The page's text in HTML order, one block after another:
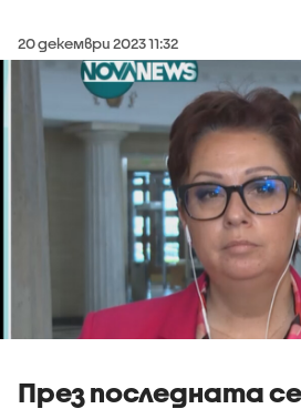
20 декември 2023 11:32
През последната